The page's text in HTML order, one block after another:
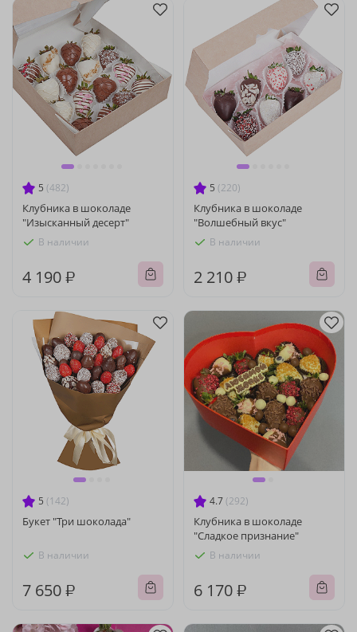
5 (482)
Клубника в шоколаде
"Изысканный десерт"
В наличии
4 190 ₽
5 (220)
Клубника в шоколаде
"Волшебный вкус"
В наличии
2 210 ₽
5 (142)
Букет "Три шоколада"
В наличии
7 650 ₽
4.7 (292)
Клубника в шоколаде
"Сладкое признание"
В наличии
6 170 ₽